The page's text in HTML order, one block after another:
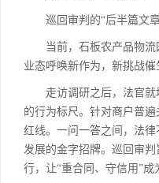
巡回审判的“后半篇文章
当前，石板农产品物流园
业态呼唤新作为，新挑战催
走访调研之后，法官就地
的行为标尺。针对商户普
红线。一问一答之间，法
发展的金字招牌。巡回审
行，让“重合同、守信用”成